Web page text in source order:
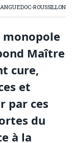
ROUSSILLON
monopole
Maître
cure,
et
par ces
du
à la